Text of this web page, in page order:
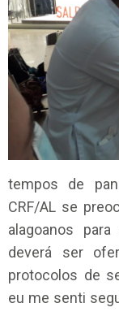
tempos de
CRF/AL se
alagoanos
deverá ser
protocolos de
eu me senti